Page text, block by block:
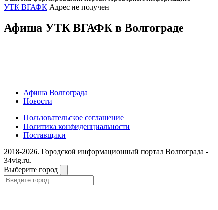
УТК ВГАФК Адрес не получен
Афиша УТК ВГАФК в Волгограде
Афиша Волгограда
Новости
Пользовательское соглашение
Политика конфиденциальности
Поставщики
2018-2026. Городской информационный портал Волгограда -
34vlg.ru.
Выберите город